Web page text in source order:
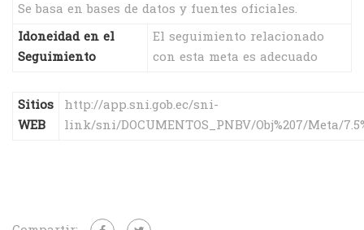
Se basa en bases de datos y fuentes oficiales.
Idoneidad en el
Seguimiento
El seguimiento relacionado
con esta meta es adecuado
Sitios
WEB
http://app.sni.gob.ec/sni-
link/sni/DOCUMENTOS_PNBV/Obj%207/Meta/